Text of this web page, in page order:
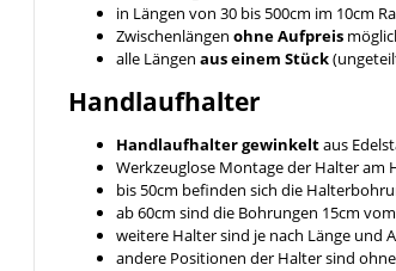
in Längen von 30 bis 500cm im 10cm
Zwischenlängen ohne Aufpreis
alle Längen aus einem Stück
Handlaufhalter
Handlaufhalter gewinkeltaus
Werkzeuglose Montage der Halter
bis 50cm befinden sich die
ab 60cm sind die Bohrungen 15cm
weitere Halter sind je nach Länge und
andere Positionen der Halter sind